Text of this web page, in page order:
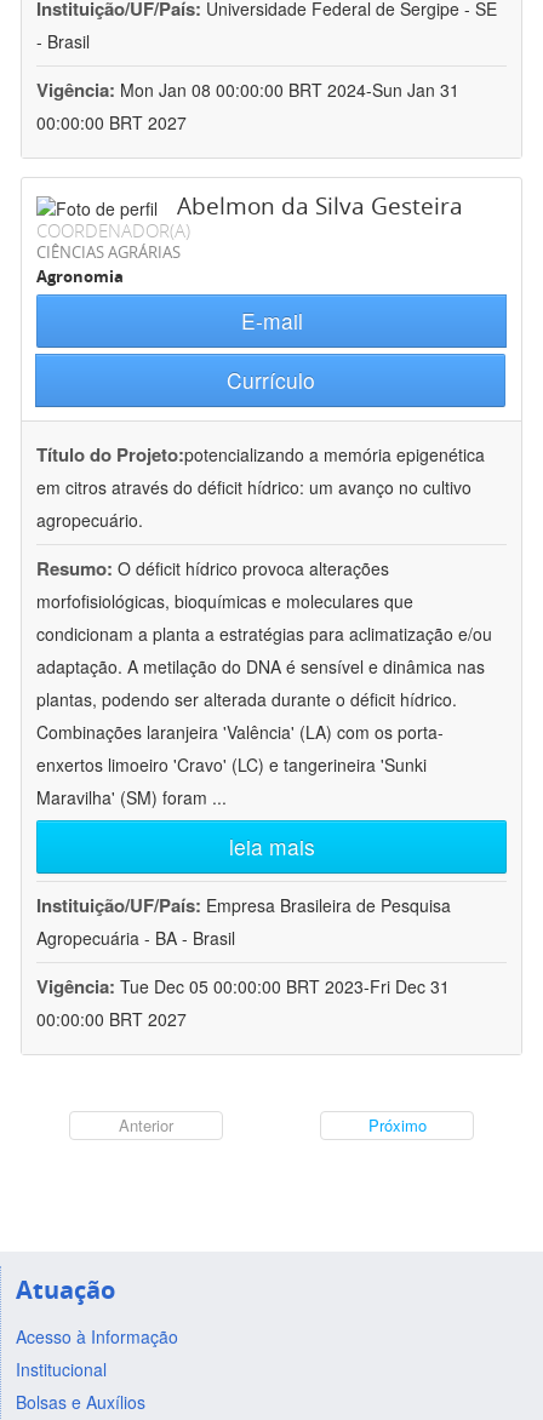
Instituição/UF/País: Universidade Federal de Sergipe - SE
- Brasil
Vigência: Mon Jan 08 00:00:00 BRT 2024-Sun Jan 31
00:00:00 BRT 2027
Abelmon da Silva Gesteira
COORDENADOR(A)
CIÊNCIAS AGRÁRIAS
Agronomia
E-mail
Currículo
Título do Projeto:potencializando a memória epigenética
em citros através do déficit hídrico: um avanço no cultivo
agropecuário.
Resumo: O déficit hídrico provoca alterações
morfofisiológicas, bioquímicas e moleculares que
condicionam a planta a estratégias para aclimatização e/ou
adaptação. A metilação do DNA é sensível e dinâmica nas
plantas, podendo ser alterada durante o déficit hídrico.
Combinações laranjeira 'Valência' (LA) com os porta-
enxertos limoeiro 'Cravo' (LC) e tangerineira 'Sunki
Maravilha' (SM) foram ...
leia mais
Instituição/UF/País: Empresa Brasileira de Pesquisa
Agropecuária - BA - Brasil
Vigência: Tue Dec 05 00:00:00 BRT 2023-Fri Dec 31
00:00:00 BRT 2027
Anterior Próximo
Atuação
Acesso à Informação
Institucional
Bolsas e Auxílios